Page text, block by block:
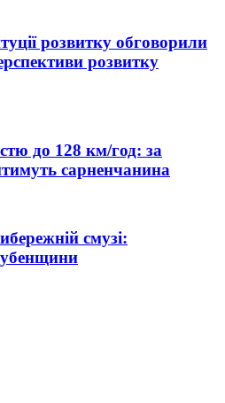
розвитку обговорили
розвитку
до 128 км/год: за
сарненчанина
смузі: